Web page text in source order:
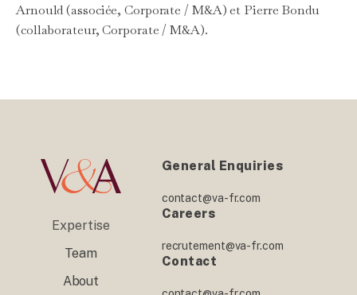
Arnould (associée, Corporate / M&A) et Pierre Bondu
(collaborateur, Corporate / M&A).
Expertise
Team
About
General Enquiries
contact@va-fr.com
Careers
recrutement@va-fr.com
Contact